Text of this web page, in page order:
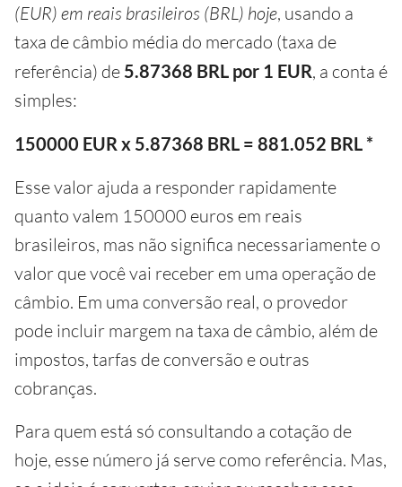
(EUR) em reais brasileiros (BRL) hoje, usando a
taxa de câmbio média do mercado (taxa de
referência) de 5.87368 BRL por 1 EUR, a conta é
simples:
150000 EUR x 5.87368 BRL = 881.052 BRL *
Esse valor ajuda a responder rapidamente
quanto valem 150000 euros em reais
brasileiros, mas não significa necessariamente o
valor que você vai receber em uma operação de
câmbio. Em uma conversão real, o provedor
pode incluir margem na taxa de câmbio, além de
impostos, tarfas de conversão e outras
cobranças.
Para quem está só consultando a cotação de
hoje, esse número já serve como referência. Mas,